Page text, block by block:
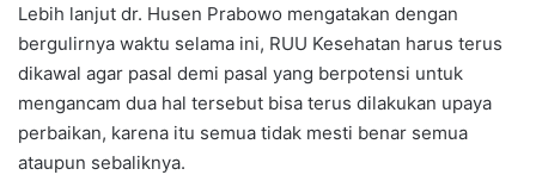
Lebih lanjut dr. Husen Prabowo mengatakan dengan
bergulirnya waktu selama ini, RUU Kesehatan harus terus
dikawal agar pasal demi pasal yang berpotensi untuk
mengancam dua hal tersebut bisa terus dilakukan upaya
perbaikan, karena itu semua tidak mesti benar semua
ataupun sebaliknya.